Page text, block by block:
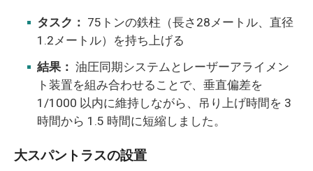
タスク： 75トンの鉄柱（長さ28メートル、直径
1.2メートル）を持ち上げる
結果： 油圧同期システムとレーザーアライメン
ト装置を組み合わせることで、垂直偏差を
1/1000 以内に維持しながら、吊り上げ時間を 3
時間から 1.5 時間に短縮しました。
大スパントラスの設置